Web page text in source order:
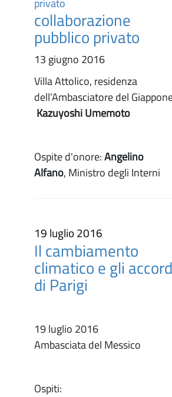
collaborazione
pubblico privato
13 giugno 2016
Villa Attolico, residenza
dell’Ambasciatore del
Kazuyoshi Umemoto
Ospite d'onore:Angelino
Alfano, Ministro degli Interni
19 luglio 2016
Il cambiamento
climatico e gli
di Parigi
19 luglio 2016
Ambasciata del Messico
Ospiti: